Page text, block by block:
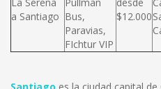
a Santiago Bus,
Paravias,
FIchtur VIP
$12.000